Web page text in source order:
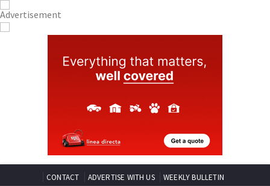
CONTACT ADVERTISE WITH US WEEKLY BULLETIN